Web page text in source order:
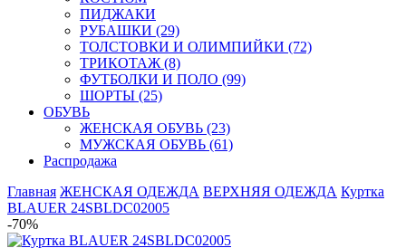
ПИДЖАКИ
РУБАШКИ (29)
ТОЛСТОВКИ И ОЛИМПИЙКИ (72)
ТРИКОТАЖ (8)
ФУТБОЛКИ И ПОЛО (99)
ШОРТЫ (25)
ОБУВЬ
ЖЕНСКАЯ ОБУВЬ (23)
МУЖСКАЯ ОБУВЬ (61)
Распродажа
Главная ЖЕНСКАЯ ОДЕЖДА ВЕРХНЯЯ ОДЕЖДА Куртка
BLAUER 24SBLDC02005
-70%